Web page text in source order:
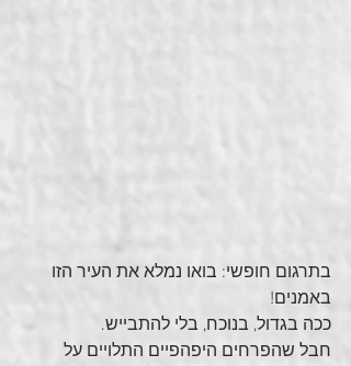
בתרגום חופשי: בואו נמלא את העיר הזו
באמנים!
ככה בגדול, בנוכח, בלי להתבייש.
חבל שהפרחים היפהפיים התלויים על